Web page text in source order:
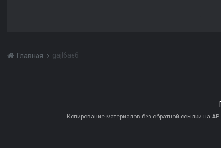
Главная gajl6ae6
Копирование материалов без обратной ссылки на